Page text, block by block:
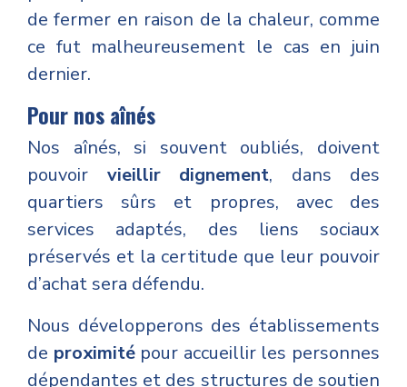
de fermer en raison de la chaleur, comme
ce fut malheureusement le cas en juin
dernier.
Pour nos aînés
Nos aînés, si souvent oubliés, doivent
pouvoir vieillir dignement, dans des
quartiers sûrs et propres, avec des
services adaptés, des liens sociaux
préservés et la certitude que leur pouvoir
d’achat sera défendu.
Nous développerons des établissements
de proximitépour accueillir les personnes
dépendantes et des structures de soutien